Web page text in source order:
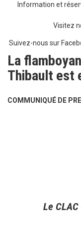
Information et
Visitez
Suivez-nous sur
La
Thibault est
COMMUNIQUÉ DE
Le